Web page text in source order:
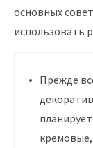
основных
использовать
Прежде
кремовые,